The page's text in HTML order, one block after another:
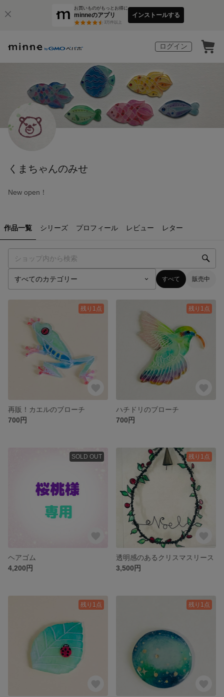
お買いものがもっとお得に
minneのアプリ
3万件以上
インストールする
ログイン
くまちゃんのみせ
New open！
作品一覧 シリーズ プロフィール レビュー レター
すべて 販売中
残り1点
再販！カエルのブローチ
700円
残り1点
ハチドリのブローチ
700円
SOLD OUT
ヘアゴム
4,200円
残り1点
透明感のあるクリスマスリース
3,500円
残り1点 残り1点